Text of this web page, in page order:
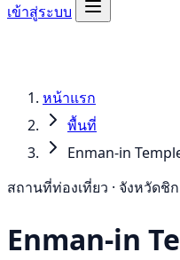
เข้าสู่ระบบ
หน้าแรก
พื้นที่
Enman-in
สถานที่ท่องเที่ยว · จังหวัดชิ
Enman-in